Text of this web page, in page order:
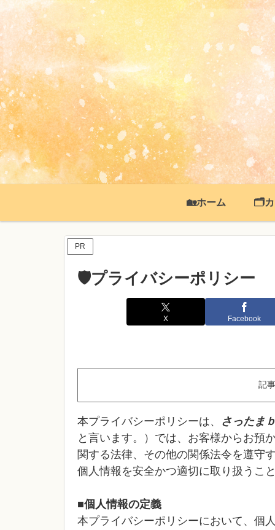
🏡ホーム 🗂️カ
PR
🛡️プライバシーポリシー
X Facebook
記
本プライバシーポリシーは、 さったま
と言います。）では、お客様からお預
関する法律、その他の関係法令を遵守
個人情報を安全かつ適切に取り扱うこ
■個人情報の定義
本プライバシーポリシーにおいて、個